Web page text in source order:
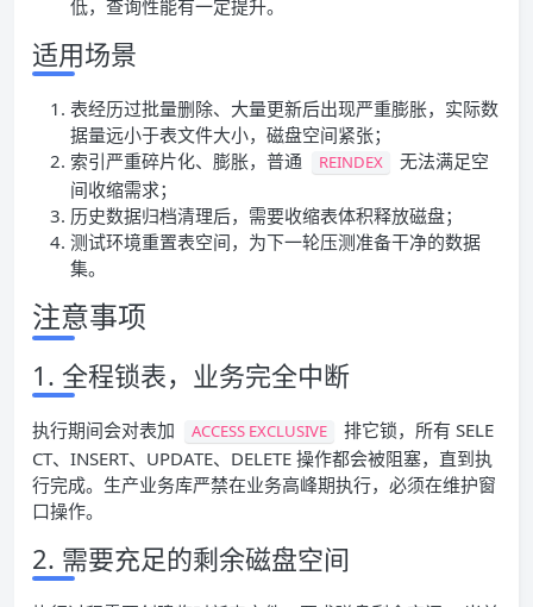
低，查询性能有一定提升。
适用场景
表经历过批量删除、大量更新后出现严重膨胀，实际数
据量远小于表文件大小，磁盘空间紧张；
索引严重碎片化、膨胀，普通
REINDEX
无法满足空
间收缩需求；
历史数据归档清理后，需要收缩表体积释放磁盘；
测试环境重置表空间，为下一轮压测准备干净的数据
集。
注意事项
1. 全程锁表，业务完全中断
执行期间会对表加 ACCESS EXCLUSIVE
排它锁，所有 SELE
CT、INSERT、UPDATE、DELETE 操作都会被阻塞，直到执
行完成。生产业务库严禁在业务高峰期执行，必须在维护窗
口操作。
2. 需要充足的剩余磁盘空间